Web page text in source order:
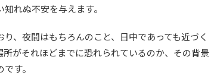
れぬ不安を与えます。
、夜間はもちろんのこと、日中であっても近づく
がそれほどまでに恐れられているのか、その背景
す。